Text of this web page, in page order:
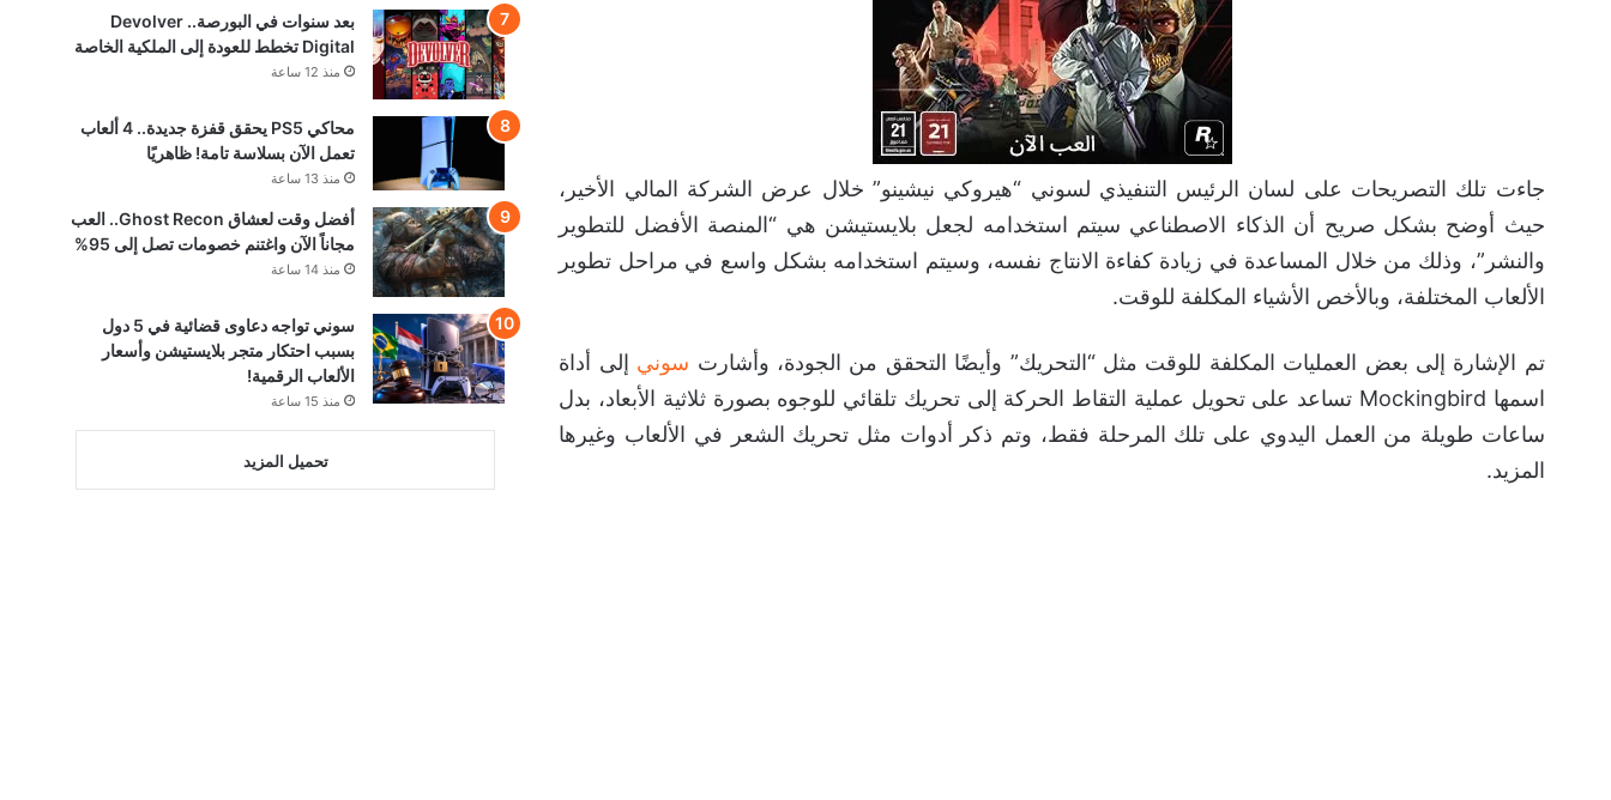
جاءت تلك التصريحات على لسان الرئيس التنفيذي لسوني “هيروكي نيشينو” خلال عرض الشركة المالي الأخير،
حيث أوضح بشكل صريح أن الذكاء الاصطناعي سيتم استخدامه لجعل بلايستيشن هي “المنصة الأفضل للتطوير
والنشر”، وذلك من خلال المساعدة في زيادة كفاءة الانتاج نفسه، وسيتم استخدامه بشكل واسع في مراحل تطوير
الألعاب المختلفة، وبالأخص الأشياء المكلفة للوقت.
تم الإشارة إلى بعض العمليات المكلفة للوقت مثل “التحريك” وأيضًا التحقق من الجودة، وأشارت سوني إلى أداة
اسمها Mockingbird تساعد على تحويل عملية التقاط الحركة إلى تحريك تلقائي للوجوه بصورة ثلاثية الأبعاد، بدل
ساعات طويلة من العمل اليدوي على تلك المرحلة فقط، وتم ذكر أدوات مثل تحريك الشعر في الألعاب وغيرها
المزيد.
بعد سنوات في البورصة.. Devolver
Digital تخطط للعودة إلى الملكية الخاصة
منذ 12 ساعة
محاكي PS5 يحقق قفزة جديدة.. 4 ألعاب
تعمل الآن بسلاسة تامة! ظاهريًا
منذ 13 ساعة
أفضل وقت لعشاق Ghost Recon.. العب
مجاناً الآن واغتنم خصومات تصل إلى 95%
منذ 14 ساعة
سوني تواجه دعاوى قضائية في 5 دول
بسبب احتكار متجر بلايستيشن وأسعار
الألعاب الرقمية!
منذ 15 ساعة
تحميل المزيد